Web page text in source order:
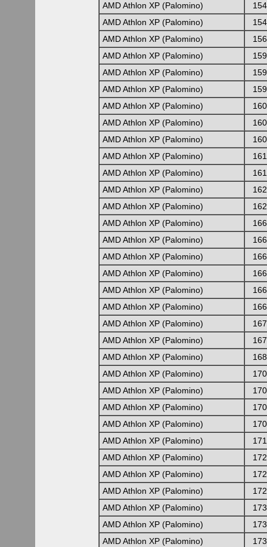
AMD Athlon XP (Palomino)
AMD Athlon XP (Palomino)
AMD Athlon XP (Palomino)
AMD Athlon XP (Palomino)
AMD Athlon XP (Palomino)
AMD Athlon XP (Palomino)
AMD Athlon XP (Palomino)
AMD Athlon XP (Palomino)
AMD Athlon XP (Palomino)
AMD Athlon XP (Palomino)
AMD Athlon XP (Palomino)
AMD Athlon XP (Palomino)
AMD Athlon XP (Palomino)
AMD Athlon XP (Palomino)
AMD Athlon XP (Palomino)
AMD Athlon XP (Palomino)
AMD Athlon XP (Palomino)
AMD Athlon XP (Palomino)
AMD Athlon XP (Palomino)
AMD Athlon XP (Palomino)
AMD Athlon XP (Palomino)
AMD Athlon XP (Palomino)
AMD Athlon XP (Palomino)
AMD Athlon XP (Palomino)
AMD Athlon XP (Palomino)
AMD Athlon XP (Palomino)
AMD Athlon XP (Palomino)
AMD Athlon XP (Palomino)
AMD Athlon XP (Palomino)
AMD Athlon XP (Palomino)
AMD Athlon XP (Palomino)
AMD Athlon XP (Palomino)
AMD Athlon XP (Palomino)